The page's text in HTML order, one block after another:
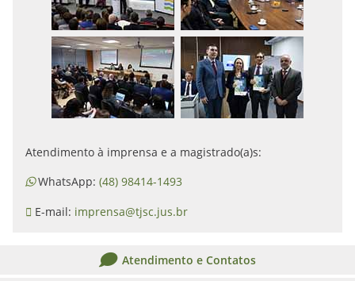
Atendimento à imprensa e a magistrado(a)s:
WhatsApp: (48) 98414-1493
E-mail: imprensa@tjsc.jus.br
Atendimento e Contatos